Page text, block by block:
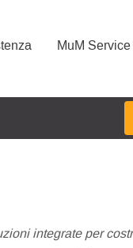
MuM
integrate per